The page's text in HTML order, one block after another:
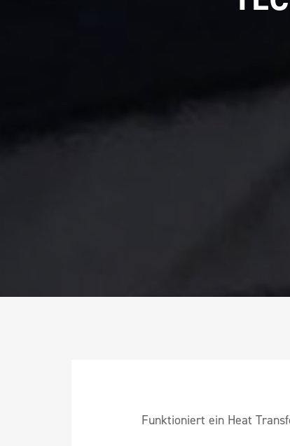
Funktioniert ein Heat